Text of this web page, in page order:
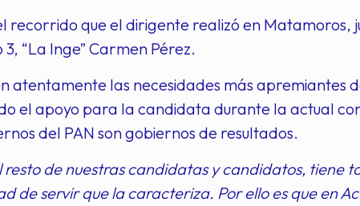
recorrido que el dirigente realizó en Matamoros,
“La Inge” Carmen Pérez.
atentamente las necesidades más apremiantes
el apoyo para la candidata durante la actual
del PAN son gobiernos de resultados.
resto de nuestras candidatas y candidatos, tiene
de servir que la caracteriza. Por ello es que en